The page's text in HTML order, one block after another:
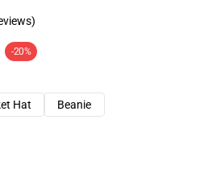
-20%
Hat
Beanie